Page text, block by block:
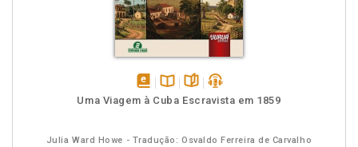
disponívelDisponível
páginaspodcast
Uma Viagem à Cuba Escravista em 1859
Julia Ward Howe - Tradução: Osvaldo Ferreira de Carvalho